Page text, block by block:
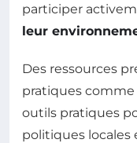
participer
leur
Des ressources
pratiques
outils pratiques
politiques locales